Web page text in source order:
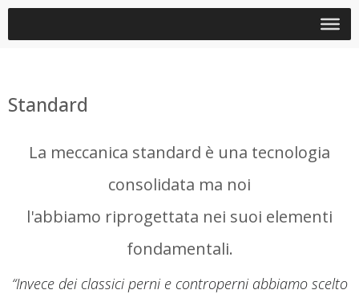
Standard
La meccanica standard è una tecnologia
consolidata ma noi
l'abbiamo riprogettata nei suoi elementi
fondamentali.
“Invece dei classici perni e controperni abbiamo scelto